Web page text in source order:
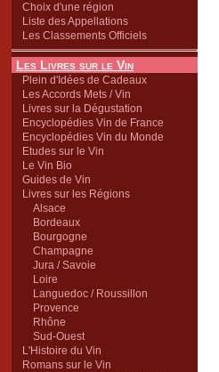
Choix d'une région
Liste des Appellations
Les Classements Officiels
Les Livres sur le Vin
Plein d'Idées de Cadeaux
Les Accords Mets / Vin
Livres sur la Dégustation
Encyclopédies Vin de France
Encyclopédies Vin du Monde
Etudes sur le Vin
Le Vin Bio
Guides de Vin
Livres sur les Régions
Alsace
Bordeaux
Bourgogne
Champagne
Jura / Savoie
Loire
Languedoc / Roussillon
Provence
Rhône
Sud-Ouest
L'Histoire du Vin
Romans sur le Vin